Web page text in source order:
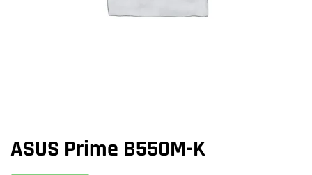
ASUS Prime B550M-K